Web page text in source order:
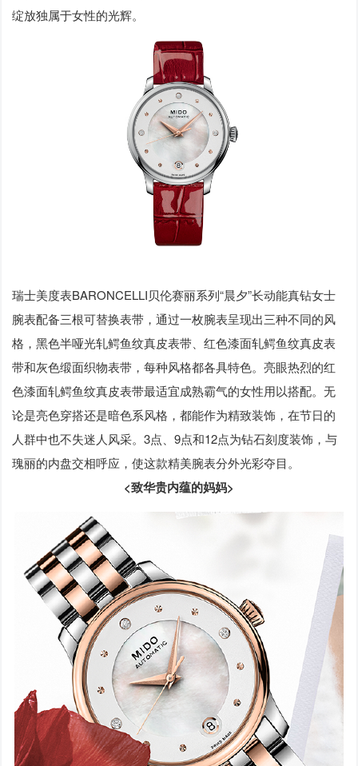
绽放独属于女性的光辉。
瑞士美度表BARONCELLI贝伦赛丽系列“晨夕”长动能真钻女士
腕表配备三根可替换表带，通过一枚腕表呈现出三种不同的风
格，黑色半哑光轧鳄鱼纹真皮表带、红色漆面轧鳄鱼纹真皮表
带和灰色缎面织物表带，每种风格都各具特色。亮眼热烈的红
色漆面轧鳄鱼纹真皮表带最适宜成熟霸气的女性用以搭配。无
论是亮色穿搭还是暗色系风格，都能作为精致装饰，在节日的
人群中也不失迷人风采。3点、9点和12点为钻石刻度装饰，与
瑰丽的内盘交相呼应，使这款精美腕表分外光彩夺目。
<致华贵内蕴的妈妈>